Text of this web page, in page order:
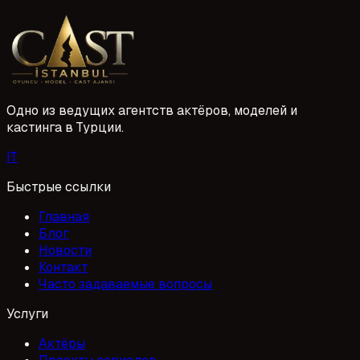
ajansları için önemli bir konumda. Oyuncu veya model
olmak isteyenler için 2026 yılı başvuru süreçleri ve ajans
seçiminde dikkat edilmesi gerekenler büyük önem taşıyor.
Ajansımıza yapacağınız başvurularla hayallerinize bir
adım daha yaklaşabilirsiniz.
1 Mayıs 2026
Одно из ведущих агентств актёров, моделей и
кастинга в Турции.
IT
Быстрые ссылки
Главная
Блог
Новости
Контакт
Часто задаваемые вопросы
Услуги
Актёры